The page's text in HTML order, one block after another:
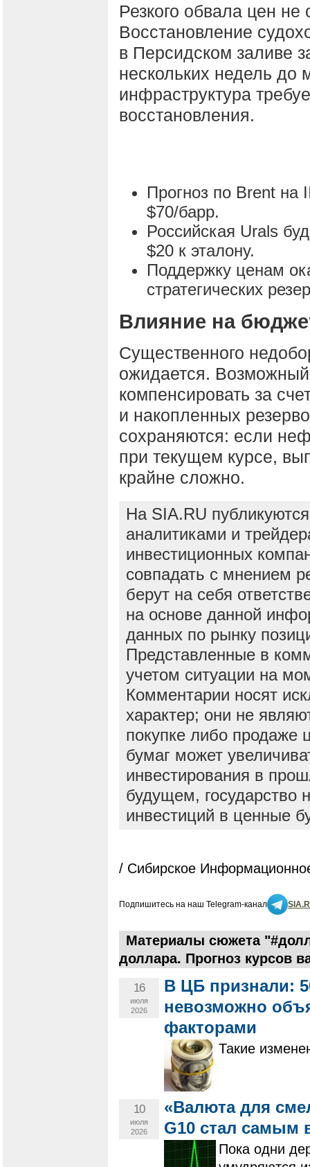
Резкого обвала цен не
Восстановление
в Персидском заливе
нескольких недель до
инфраструктура
восстановления.
Прогноз по Brent на
$70/барр.
Российская Urals
$20 к эталону.
Поддержку ценам
стратегических
Влияние на
Существенного
ожидается.
компенсировать за
и накопленных
сохраняются: если
при текущем курсе,
крайне сложно.
На SIA.RU
аналитиками и
инвестиционных
совпадать с мнением
берут на себя
на основе данной
данных по рынку
Представленные в
учетом ситуации на
Комментарии носят
характер; они не
покупке либо продаже
бумаг может
инвестирования в
будущем, государство
инвестиций в ценные
/ Сибирское
Подпишитесь на наш Telegram-канал
Материалы сюжета
доллара. Прогноз курсов
16
июля
2026
В ЦБ признали:
невозможно
факторами
Такие
10
июля
2026
«Валюта для
G10 стал самым
Пока одни